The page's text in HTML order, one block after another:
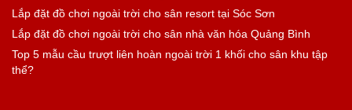
Lắp đặt đồ chơi ngoài trời cho sân resort tại Sóc Sơn
Lắp đặt đồ chơi ngoài trời cho sân nhà văn hóa Quảng Bình
Top 5 mẫu cầu trượt liên hoàn ngoài trời 1 khối cho sân khu tập
thể?